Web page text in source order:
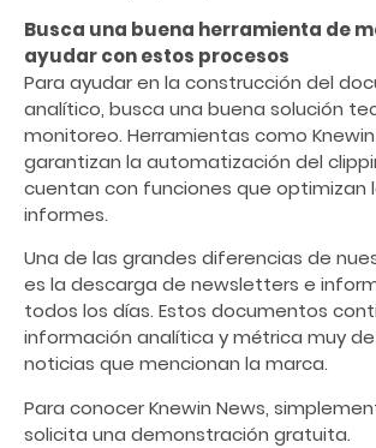
Busca una buena herramienta de
ayudar con estos procesos
Para ayudar en la construcción del
analítico, busca una buena solución
monitoreo. Herramientas como
garantizan la automatización del
cuentan con funciones que optimizan
informes.
Una de las grandes diferencias de
es la descarga de newsletters e
todos los días. Estos documentos
información analítica y métrica muy
noticias que mencionan la marca.
Para conocer Knewin News,
solicita una demonstración gratuita.